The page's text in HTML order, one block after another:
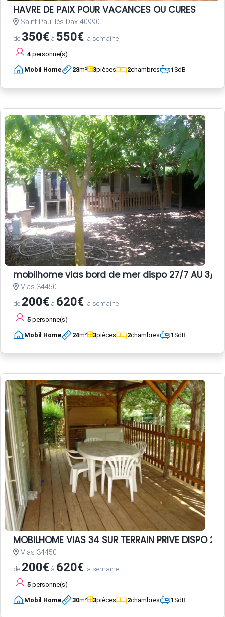
HAVRE DE PAIX POUR VACANCES OU CURES
Saint-Paul-lès-Dax 40990
de 350€ à 550€ la semaine
4 personne(s)
Mobil Home 28m² 3pièces 2chambres 1SdB
mobilhome vias bord de mer dispo 27/7 AU 3/8
Vias 34450
de 200€ à 620€ la semaine
5 personne(s)
Mobil Home 24m² 3pièces 2chambres 1SdB
MOBILHOME VIAS 34 SUR TERRAIN PRIVE DISPO 20
Vias 34450
de 200€ à 620€ la semaine
5 personne(s)
Mobil Home 30m² 3pièces 2chambres 1SdB